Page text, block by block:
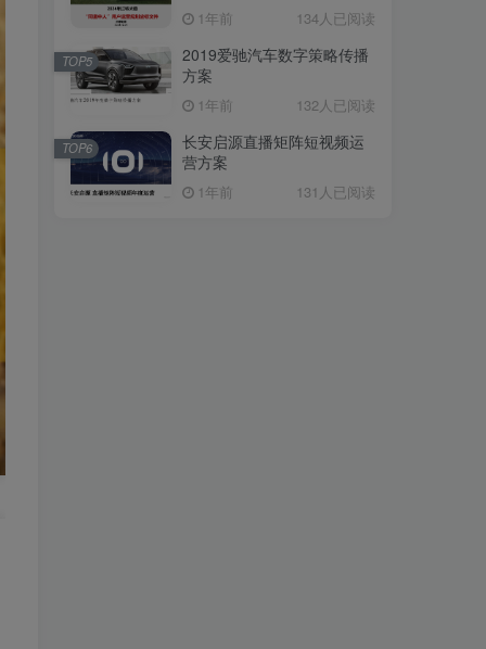
1年前 134人已阅读
2019爱驰汽车数字策略传播
方案
1年前 132人已阅读
TOP5
长安启源直播矩阵短视频运
营方案
1年前 131人已阅读
TOP6